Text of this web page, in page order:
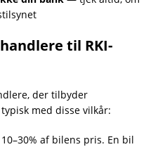
til RKI-
der tilbyder
med disse vilkår:
af bilens pris. En bil